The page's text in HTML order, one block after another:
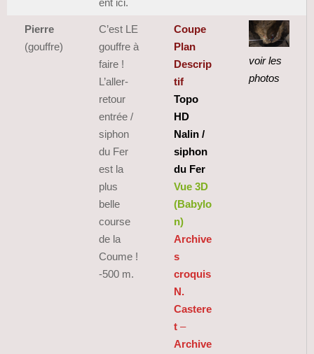
Pierre
(gouffre)
C’est LE
gouffre à
faire !
L’aller-
retour
entrée /
siphon
du Fer
est la
plus
belle
course
de la
Coume !
-500 m.
Coupe
Plan
Descrip
tif
Topo
HD
Nalin /
siphon
du Fer
Vue 3D
(Babylo
n)
Archive
s
croquis
N.
Castere
t –
Archive
voir les
photos